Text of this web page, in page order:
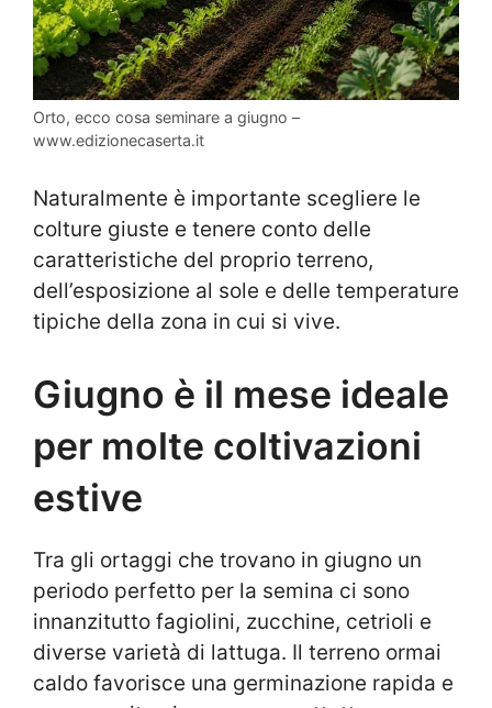
Orto, ecco cosa seminare a giugno –
www.edizionecaserta.it
Naturalmente è importante scegliere le
colture giuste e tenere conto delle
caratteristiche del proprio terreno,
dell’esposizione al sole e delle temperature
tipiche della zona in cui si vive.
Giugno è il mese ideale
per molte coltivazioni
estive
Tra gli ortaggi che trovano in giugno un
periodo perfetto per la semina ci sono
innanzitutto fagiolini, zucchine, cetrioli e
diverse varietà di lattuga. Il terreno ormai
caldo favorisce una germinazione rapida e